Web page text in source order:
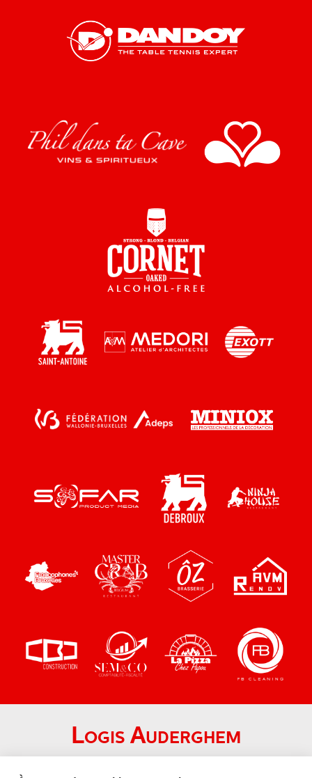
Logis Auderghem